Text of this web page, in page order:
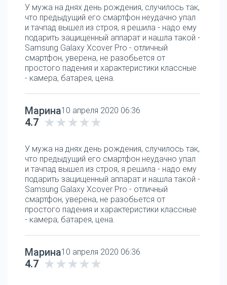
У мужа на днях день рождения, случилось так,
что предыдущий его смартфон неудачно упал
и тачпад вышел из строя, я решила - надо ему
подарить защищенный аппарат и нашла такой -
Samsung Galaxy Xcover Pro - отличный
смартфон, уверена, не разобьется от
простого падения и характеристики классные
- камера, батарея, цена.
Марина10 апреля 2020 06:36
4.7
У мужа на днях день рождения, случилось так,
что предыдущий его смартфон неудачно упал
и тачпад вышел из строя, я решила - надо ему
подарить защищенный аппарат и нашла такой -
Samsung Galaxy Xcover Pro - отличный
смартфон, уверена, не разобьется от
простого падения и характеристики классные
- камера, батарея, цена.
Марина10 апреля 2020 06:36
4.7